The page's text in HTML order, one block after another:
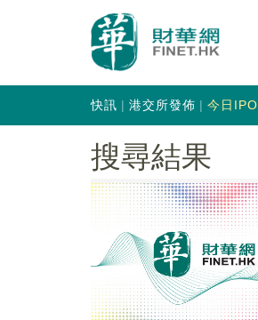
快訊 港交所發佈 今日IPO
搜尋結果